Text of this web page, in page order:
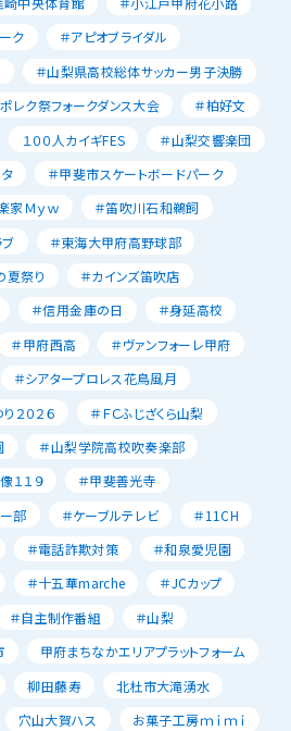
ク
＃アピオブライダル
＃山梨県高校総体サッカー男子決勝
レク祭フォークダンス大会
＃柏好文
１００人カイギFES
＃山梨交響楽団
＃甲斐市スケートボードパーク
家Ｍｙｗ
＃笛吹川石和鵜飼
＃東海大甲府高野球部
夏祭り
＃カインズ笛吹店
＃信用金庫の日
＃身延高校
＃甲府西高
＃ヴァンフォーレ甲府
＃シアタープロレス花鳥風月
２０２６
＃ＦＣふじざくら山梨
＃山梨学院高校吹奏楽部
１１９
＃甲斐善光寺
部
＃ケーブルテレビ
＃11CH
＃電話詐欺対策
＃和泉愛児園
＃十五華marche
＃JCカップ
＃自主制作番組
＃山梨
甲府まちなかエリアプラットフォーム
柳田藤寿
北杜市大滝湧水
穴山大賀ハス
お菓子工房ｍｉｍｉ